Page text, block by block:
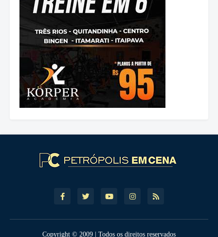
Copyright © 2009 | Todos os direitos reservados